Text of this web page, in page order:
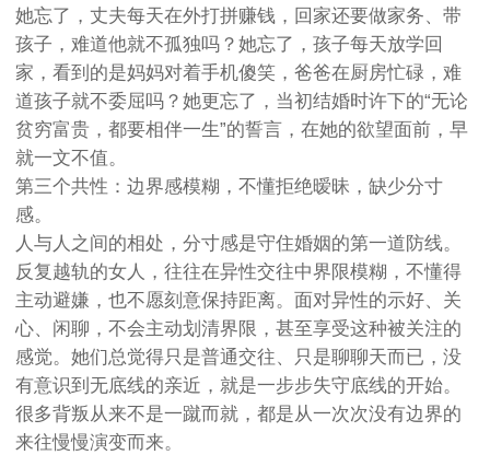
她忘了，丈夫每天在外打拼赚钱，回家还要做家务、带
孩子，难道他就不孤独吗？她忘了，孩子每天放学回
家，看到的是妈妈对着手机傻笑，爸爸在厨房忙碌，难
道孩子就不委屈吗？她更忘了，当初结婚时许下的“无论
贫穷富贵，都要相伴一生”的誓言，在她的欲望面前，早
就一文不值。
第三个共性：边界感模糊，不懂拒绝暧昧，缺少分寸
感。
人与人之间的相处，分寸感是守住婚姻的第一道防线。
反复越轨的女人，往往在异性交往中界限模糊，不懂得
主动避嫌，也不愿刻意保持距离。面对异性的示好、关
心、闲聊，不会主动划清界限，甚至享受这种被关注的
感觉。她们总觉得只是普通交往、只是聊聊天而已，没
有意识到无底线的亲近，就是一步步失守底线的开始。
很多背叛从来不是一蹴而就，都是从一次次没有边界的
来往慢慢演变而来。